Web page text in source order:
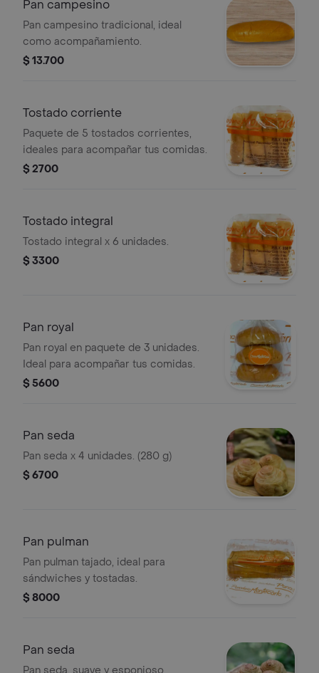
Pan campesino
Pan campesino tradicional, ideal
como acompañamiento.
$ 13.700
Tostado corriente
Paquete de 5 tostados corrientes,
ideales para acompañar tus comidas.
$ 2700
Tostado integral
Tostado integral x 6 unidades.
$ 3300
Pan royal
Pan royal en paquete de 3 unidades.
Ideal para acompañar tus comidas.
$ 5600
Pan seda
Pan seda x 4 unidades. (280 g)
$ 6700
Pan pulman
Pan pulman tajado, ideal para
sándwiches y tostadas.
$ 8000
Pan seda